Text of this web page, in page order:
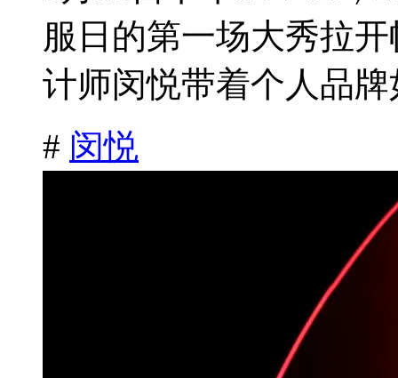
服日的第一场大秀拉
计师闵悦带着个人品牌
# 闵悦